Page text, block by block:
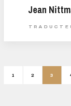
Jean
1 2 3